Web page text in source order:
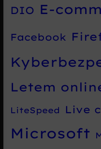
DIO E-
Facebook
Letem
LiteSpeed Live
Microsoft